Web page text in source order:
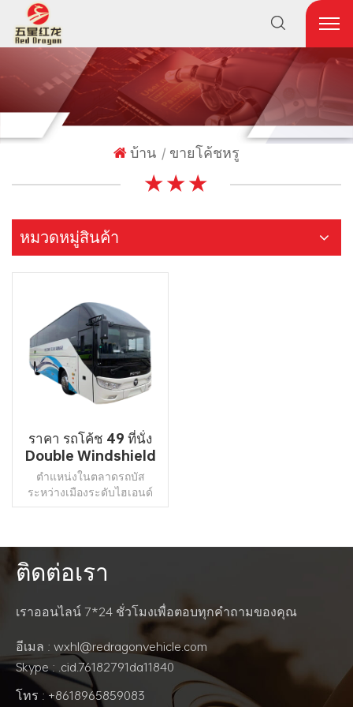
บ้าน | ขายโค้ชหรู
★ ★ ★
หมวดหมู่สินค้า
ราคา รถโค้ช 49 ที่นั่ง
Double Windshield
Travel Bus For Sale
ตำแหน่งในตลาดรถบัส
ระหว่างเมืองระดับไฮเอนด์
การออกแบบที่เป็นนวัตกรรม
รับการอัพเกรด โดยมีมุมที่ใหญ่
ความปลอดภัยที่สูงขึ้น การบู
รณาการความปลอดภัย การ
ประหยัดพลังงาน ความน่าเชื่อ
ถือ การควบคุม และการ
กำหนดค่าเป็นอินเทอร์เน็ต
ซุปเปอร์บัสที่ชาญฉลาดมาก
อ่านเพิ่มเติม
ติดต่อเรา
เราออนไลน์ 7*24 ชั่วโมงเพื่อตอบทุกคำถามของคุณ
อีเมล : wxhl@redragonvehicle.com
Skype : .cid.76182791da11840
โทร : +8618965859083